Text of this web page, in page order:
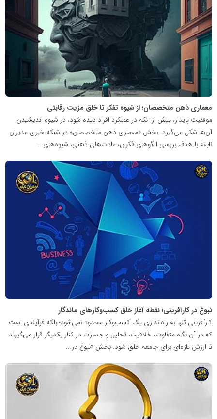
معماری ذهن متخصصان؛ از شیوه تفکر تا خلق مزیت رقابتی
موفقیت پایدار، پیش از آنکه در عملکرد افراد دیده شود، در شیوه اندیشیدن
آن‌ها شکل می‌گیرد. بخش «معماری ذهن متخصصان» در شبکه خبری مدیران
نابغه با هدف بررسی الگوهای فکری، عادت‌های ذهنی، شیوه‌های...
مدیران
نابغه
نبوغ در کارآفرینی؛ نقطه آغاز خلق کسب‌وکارهای ماندگار
کارآفرینی تنها به راه‌اندازی یک کسب‌وکار محدود نمی‌شود؛ بلکه فرآیندی است
که در آن نگاه متفاوت، خلاقیت، تحلیل و جسارت در کنار یکدیگر قرار می‌گیرند
تا ارزش تازه‌ای برای جامعه خلق شود. بخش «نبوغ در...